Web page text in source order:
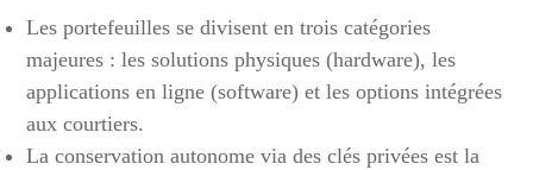
Les portefeuilles se divisent en trois catégories
majeures : les solutions physiques (hardware), les
applications en ligne (software) et les options intégrées
aux courtiers.
La conservation autonome via des clés privées est la